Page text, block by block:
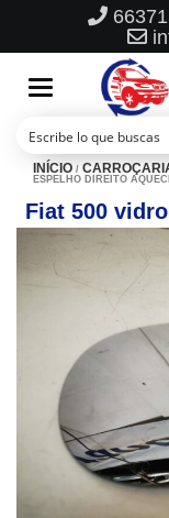
Toggle
navigation
INÍCIO /
ESPELHO DIREITO
Fiat 500